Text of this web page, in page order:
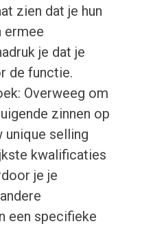
zien dat je hun
ermee
je dat je
de functie.
Overweeg om
zinnen op
unique selling
kwalificaties
je je
een specifieke